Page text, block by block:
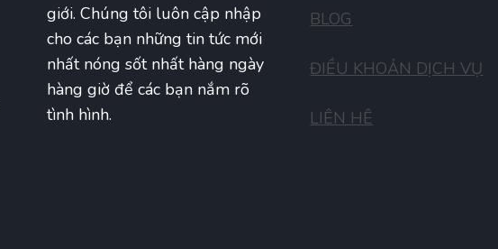
giới. Chúng tôi luôn cập nhập
cho các bạn những tin tức mới
nhất nóng sốt nhất hàng ngày
hàng giờ để các bạn nắm rõ
tình hình.
BLOG
ĐIỀU KHOẢN DỊCH VỤ
LIÊN HÊ